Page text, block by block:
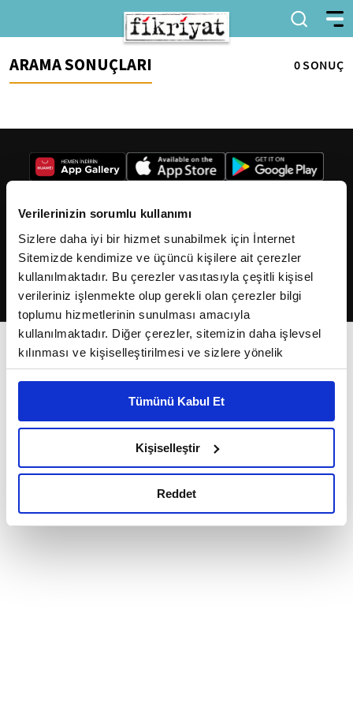
Verilerinizin sorumlu kullanımı
Sizlere daha iyi bir hizmet sunabilmek için İnternet
Sitemizde kendimize ve üçüncü kişilere ait çerezler
kullanılmaktadır. Bu çerezler vasıtasıyla çeşitli kişisel
verileriniz işlenmekte olup gerekli olan çerezler bilgi
toplumu hizmetlerinin sunulması amacıyla
kullanılmaktadır. Diğer çerezler, sitemizin daha işlevsel
kılınması ve kişiselleştirilmesi ve sizlere yönelik
reklam/pazarlama faaliyetlerinin yapılması, amaçlarıyla
Çerezlere ilişkin tercihlerinizi çerez paneli vasıtasıyla
belirleyebilirsiniz. Çerezlere ilişkin detaylı bilgi için
Ayarlar butonuna tıklayabilir,Çerez Bilgilendirme
Metnimizi ziyaret edebilirsiniz.
okumak ve sitemizi ziyaretiniz kapsamında
Tümünü Kabul Et
Kişiselleştir
Reddet
ARAMA SONUÇLARI 0 SONUÇ
2026Fikriyat. Tüm hakları saklıdır.